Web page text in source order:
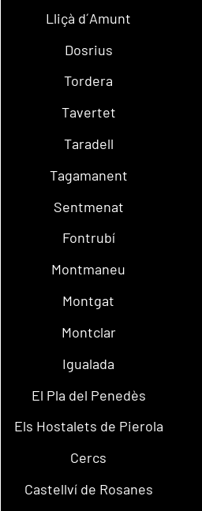
Lliçà d´Amunt
Dosrius
Tordera
Tavertet
Taradell
Tagamanent
Sentmenat
Fontrubí
Montmaneu
Montgat
Montclar
Igualada
El Pla del Penedès
Els Hostalets de Pierola
Cercs
Castellví de Rosanes